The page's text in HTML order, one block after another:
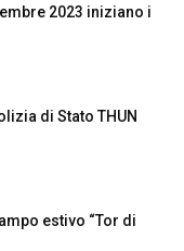
2023 iniziano i
di Stato THUN
estivo “Tor di